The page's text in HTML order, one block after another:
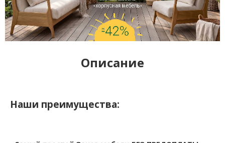
Описание
Наши преимущества: